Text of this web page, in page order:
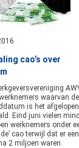
cao’s over
waarvan
is het
Eind juni vielen
werknemers onder
cao terwijl dat er
2 miljoen waren.